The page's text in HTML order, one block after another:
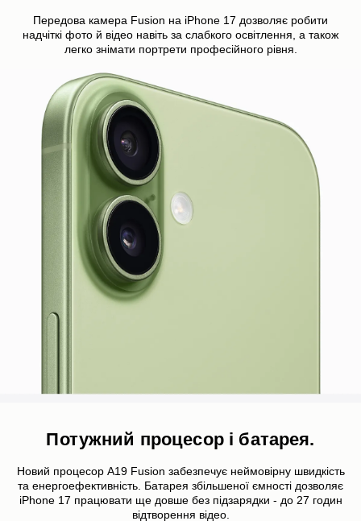
Передова камера Fusion на iPhone 17 дозволяє робити
надчіткі фото й відео навіть за слабкого освітлення, а також
легко знімати портрети професійного рівня.
Потужний процесор і батарея.
Новий процесор A19 Fusion забезпечує неймовірну швидкість
та енергоефективність. Батарея збільшеної ємності дозволяє
iPhone 17 працювати ще довше без підзарядки - до 27 годин
відтворення відео.